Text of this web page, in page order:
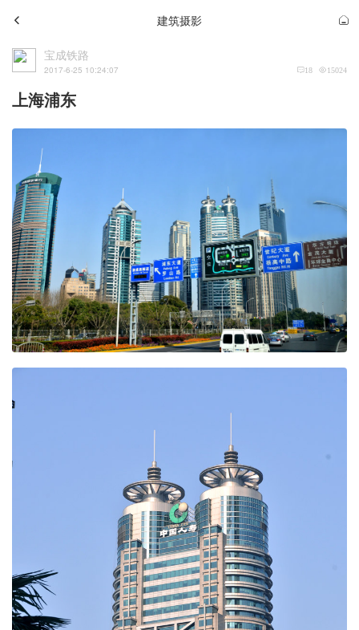
建筑摄影
宝成铁路
2017-6-25 10:24:07 18 15024
上海浦东